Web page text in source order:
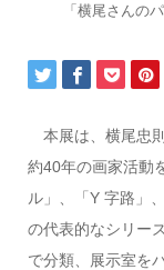
「横尾さん
本展は、横尾忠
約40年の画家活動
ル」、「Y 字路」
の代表的なシリー
で分類、展示室を